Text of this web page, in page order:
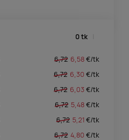
0 tk
6,72 6,58 €/tk
6,72 6,30 €/tk
6,72 6,03 €/tk
6,72 5,48 €/tk
6,72 5,21 €/tk
6,72 4,80 €/tk